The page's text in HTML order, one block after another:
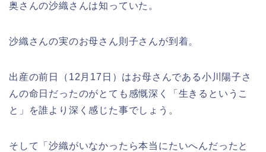
奥さんの沙織さんは知っていた。
沙織さんの実のお母さん則子さんが到着。
出産の前日（12月17日）はお母さんである小川陽子さ
んの命日だったのがとても感慨深く「生きるというこ
と」を誰より深く感じた事でしょう。
そして「沙織がいなかったら本当にたいへんだったと